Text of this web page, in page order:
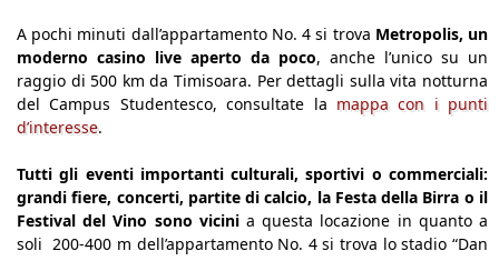
A pochi minuti dall’appartamento No. 4 si trova Metropolis, un
moderno casino live aperto da poco, anche l’unico su un
raggio di 500 km da Timisoara. Per dettagli sulla vita notturna
del Campus Studentesco, consultate la mappa con i punti
d’interesse.
Tutti gli eventi importanti culturali, sportivi o commerciali:
grandi fiere, concerti, partite di calcio, la Festa della Birra o il
Festival del Vino sono vicinia questa locazione in quanto a
soli 200-400 m dell’appartamento No. 4 si trova lo stadio “Dan